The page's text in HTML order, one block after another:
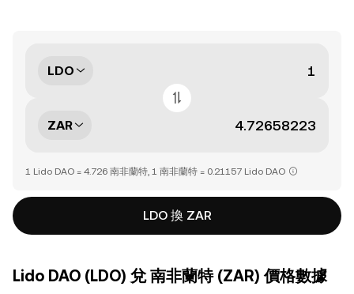
LDO
ZAR
1 Lido DAO = 4.726 南非蘭特, 1 南非蘭特 = 0.21157 Lido DAO
LDO 換 ZAR
Lido DAO (LDO) 兌 南非蘭特 (ZAR) 價格數據